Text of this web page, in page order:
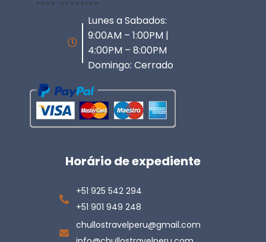
Lunes a Sabados:
9:00AM – 1:00PM |
4:00PM – 8:00PM
Domingo: Cerrado
Horário de expediente
+51 925 542 294
+51 901 949 248
chullostravelperu@gmail.com